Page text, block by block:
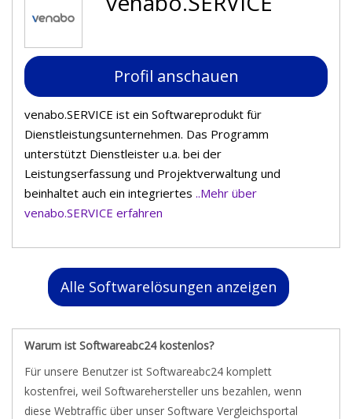
Profil anschauen
venabo.SERVICE ist ein Softwareprodukt für
Dienstleistungsunternehmen. Das Programm
unterstützt Dienstleister u.a. bei der
Leistungserfassung und Projektverwaltung und
beinhaltet auch ein integriertes ..Mehr über
venabo.SERVICE erfahren
Alle Softwarelösungen anzeigen
Warum ist Softwareabc24 kostenlos?
Für unsere Benutzer ist Softwareabc24 komplett
kostenfrei, weil Softwarehersteller uns bezahlen, wenn
diese Webtraffic über unser Software Vergleichsportal